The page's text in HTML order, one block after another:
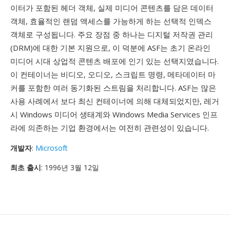
이터가 포함된 헤더 객체, 실제 미디어 콘텐츠를 담은 데이터
객체, 효율적인 랜덤 액세스를 가능하게 하는 선택적 인덱스
객체로 구성됩니다. 주요 장점 중 하나는 디지털 저작권 관리
(DRM)에 대한 기본 지원으로, 이 덕분에 ASF는 초기 온라인
미디어 시대 상업적 콘텐츠 배포에 인기 있는 선택지였습니다.
이 컨테이너는 비디오, 오디오, 스크립트 명령, 메타데이터 마
커를 포함한 여러 동기화된 스트림을 처리합니다. ASF는 많은
사용 사례에서 보다 최신 컨테이너에 의해 대체되었지만, 레거
시 Windows 미디어 생태계와 Windows Media Services 인프
라에 의존하는 기업 환경에서는 여전히 관련성이 있습니다.
개발자: Microsoft
최초 출시: 1996년 3월 12일